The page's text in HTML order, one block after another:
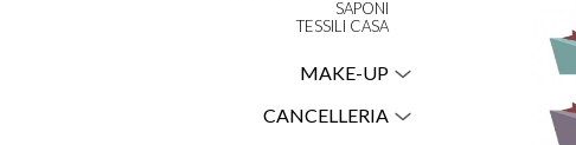
SAPONI
TESSILI CASA
MAKE-UP
CANCELLERIA